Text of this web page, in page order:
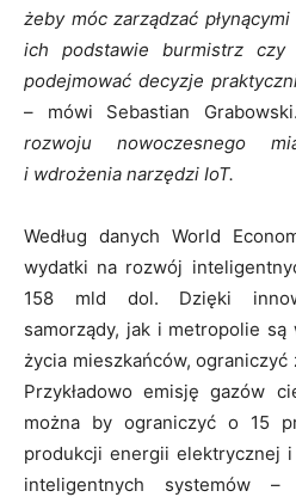
żeby móc zarządzać
ich podstawie burmistrz czy
podejmować decyzje
– mówi Sebastian
rozwoju nowoczesnego
i wdrożenia narzędzi IoT.
Według danych World
wydatki na rozwój
158 mld dol. Dzięki
samorządy, jak i metropolie
życia mieszkańców,
Przykładowo emisję gazów
można by ograniczyć o 15
produkcji energii elektrycznej i
inteligentnych systemów